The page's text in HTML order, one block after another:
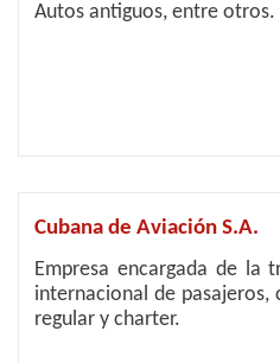
Autos antiguos, entre otros.
Cubana de Aviación S.A.
Empresa encargada de la
internacional de
regular y charter.